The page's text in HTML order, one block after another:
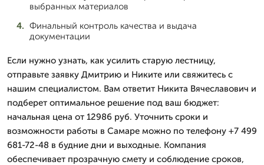
выбранных материалов
Финальный контроль качества и выдача
документации
Если нужно узнать, как усилить старую лестницу,
отправьте заявку Дмитрию и Никите или свяжитесь с
нашим специалистом. Вам ответит Никита Вячеславович и
подберет оптимальное решение под ваш бюджет:
начальная цена от 12986 руб. Уточнить сроки и
возможности работы в Самаре можно по телефону +7 499
681-72-48 в будние дни и выходные. Компания
обеспечивает прозрачную смету и соблюдение сроков,